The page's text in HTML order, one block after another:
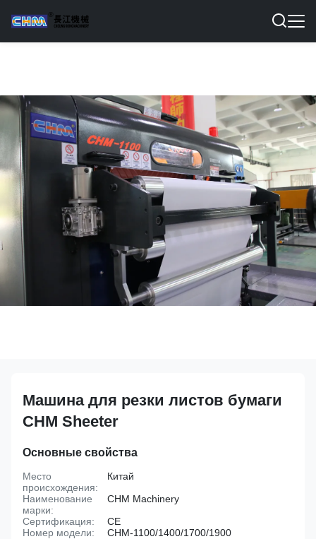
Машина для резки листов бумаги
CHM Sheeter
Основные свойства
Место
происхождения:
Китай
Наименование
марки:
CHM Machinery
Сертификация:
CE
Номер модели:
CHM-1100/1400/1700/1900